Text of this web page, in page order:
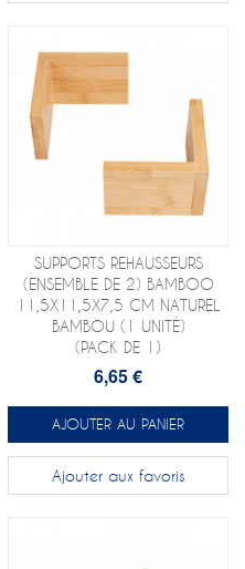
SUPPORTS REHAUSSEURS
(ENSEMBLE DE 2) BAMBOO
11,5X11,5X7,5 CM NATUREL
BAMBOU (1 UNITÉ)
(PACK DE 1)
6,65 €
AJOUTER AU PANIER
Ajouter aux favoris